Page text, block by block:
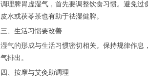
调理脾胃虚湿气，首先要调整饮食习惯。避免
皮水或茯苓茶也有助于祛湿健脾。
三、生活习惯要改善
湿气的形成与生活习惯密切相关。保持规律作
气排出。
四、按摩与艾灸助调理